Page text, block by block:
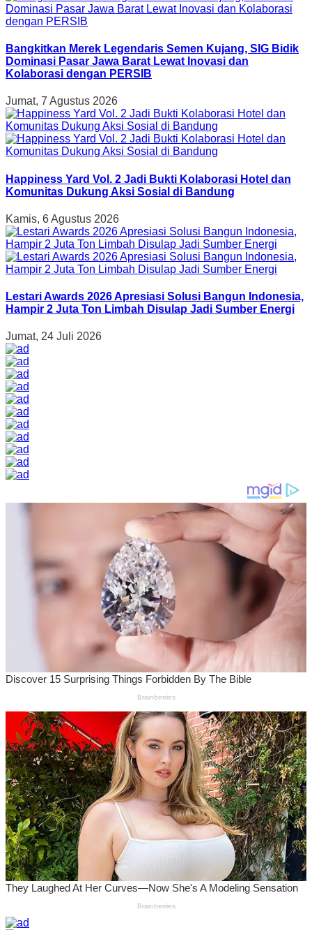
Bangkitkan Merek Legendaris Semen Kujang, SIG Bidik
Dominasi Pasar Jawa Barat Lewat Inovasi dan
Kolaborasi dengan PERSIB
Jumat, 7 Agustus 2026
Happiness Yard Vol. 2 Jadi Bukti Kolaborasi Hotel dan
Komunitas Dukung Aksi Sosial di Bandung
Kamis, 6 Agustus 2026
Lestari Awards 2026 Apresiasi Solusi Bangun Indonesia,
Hampir 2 Juta Ton Limbah Disulap Jadi Sumber Energi
Jumat, 24 Juli 2026